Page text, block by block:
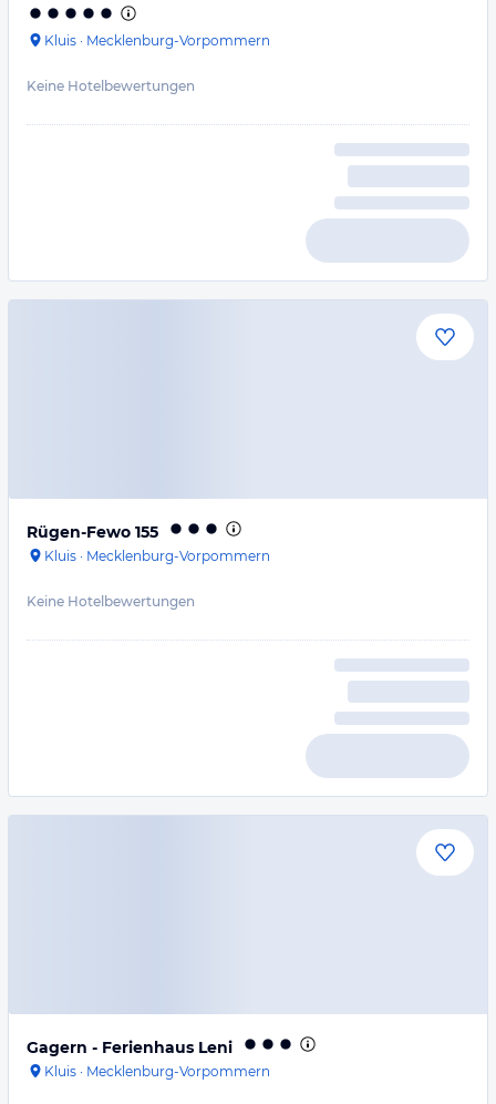
Kluis · Mecklenburg-Vorpommern
Keine Hotelbewertungen
Rügen-Fewo 155
Kluis · Mecklenburg-Vorpommern
Keine Hotelbewertungen
Gagern - Ferienhaus Leni
Kluis · Mecklenburg-Vorpommern